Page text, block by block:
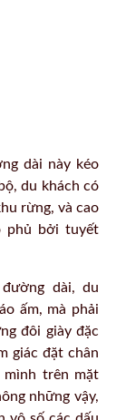
dài này kéo
du khách có
rừng, và cao
phủ bởi tuyết
dài, du
ấm, mà phải
đôi giày đặc
giác đặt chân
trên mặt
những vậy,